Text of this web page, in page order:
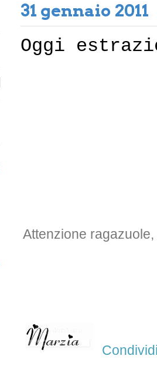
31 gennaio 2011
Oggi
Attenzione